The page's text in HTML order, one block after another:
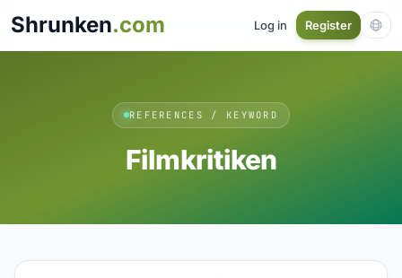
Shrunken.com Log in Register
REFERENCES / KEYWORD
Filmkritiken